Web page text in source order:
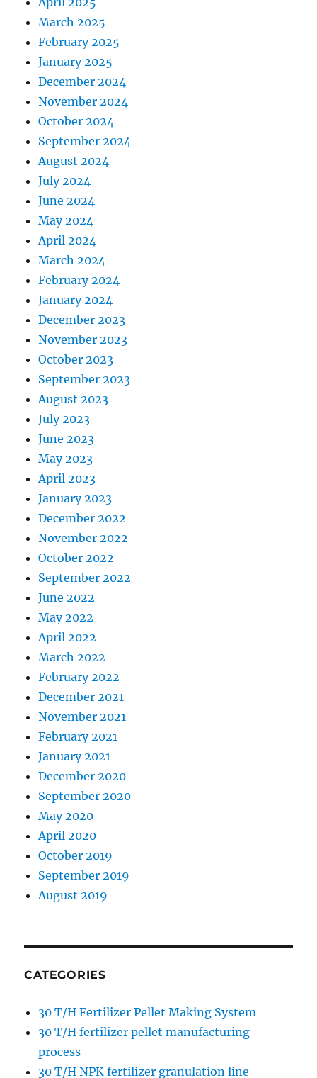
March 2025
February 2025
January 2025
December 2024
November 2024
October 2024
September 2024
August 2024
July 2024
June 2024
May 2024
April 2024
March 2024
February 2024
January 2024
December 2023
November 2023
October 2023
September 2023
August 2023
July 2023
June 2023
May 2023
April 2023
January 2023
December 2022
November 2022
October 2022
September 2022
June 2022
May 2022
April 2022
March 2022
February 2022
December 2021
November 2021
February 2021
January 2021
December 2020
September 2020
May 2020
April 2020
October 2019
September 2019
August 2019
CATEGORIES
30 T/H Fertilizer Pellet Making System
30 T/H fertilizer pellet manufacturing
process
30 T/H NPK fertilizer granulation line